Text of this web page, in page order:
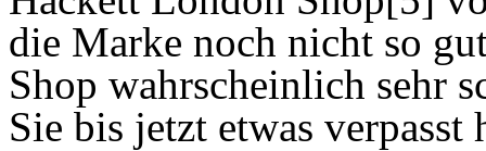
die Marke noch nicht so
Shop wahrscheinlich sehr
Sie bis jetzt etwas verpasst